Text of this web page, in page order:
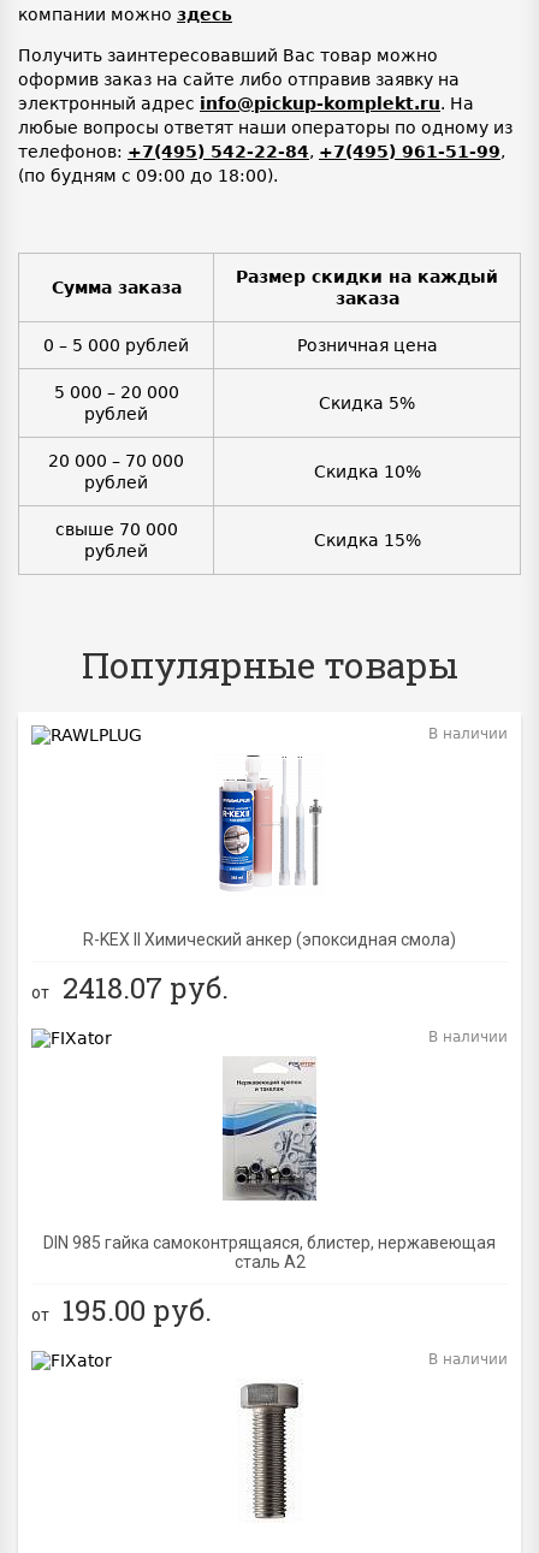
компании можно здесь
Получить заинтересовавший Вас товар можно
оформив заказ на сайте либо отправив заявку на
электронный адрес info@pickup-komplekt.ru. На
любые вопросы ответят наши операторы по одному из
телефонов: +7(495) 542-22-84, +7(495) 961-51-99,
(по будням с 09:00 до 18:00).
Сумма заказа
Размер скидки на каждый
заказа
0 – 5 000 рублей Розничная цена
5 000 – 20 000
рублей
Скидка 5%
20 000 – 70 000
рублей
Скидка 10%
свыше 70 000
рублей
Скидка 15%
Популярные товары
R-KEX II Химический анкер (эпоксидная смола)
В наличии
от 2418.07 руб.
DIN 985 гайка самоконтрящаяся, блистер, нержавеющая
сталь A2
В наличии
от 195.00 руб.
В наличии